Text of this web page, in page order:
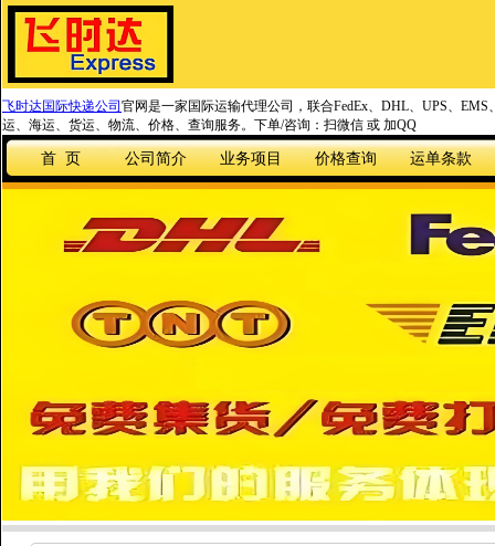
飞时达国际快递公司 官网是一家国际运输代理公司，联合FedEx、DHL、UPS、
运、海运、货运、物流、价格、查询服务。下单/咨询：扫微信 或 加QQ
首 页 公司简介 业务项目 价格查询 运单条款